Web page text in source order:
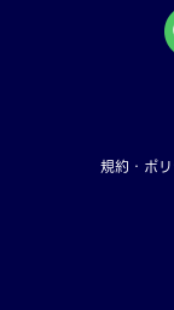
規約・ポ